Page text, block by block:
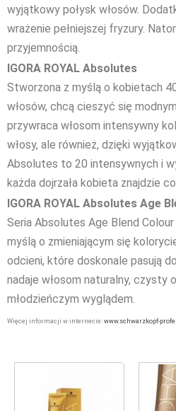
wyjątkowy połysk włosów.
wrażenie pełniejszej fryzury.
przyjemnością.
IGORA ROYAL Absolutes
Stworzona z myślą o kobietach
włosów, chcą cieszyć się
przywraca włosom intensywny
włosy, ale również, dzięki
Absolutes to 20 intensywnych i
każda dojrzała kobieta znajdzie
IGORA ROYAL Absolutes Age
Seria Absolutes Age Blend
myślą o zmieniającym się
odcieni, które doskonale pasują
nadaje włosom naturalny, czysty
młodzieńczym wyglądem.
Więcej informacji w internecie: www.schwarzkopf-